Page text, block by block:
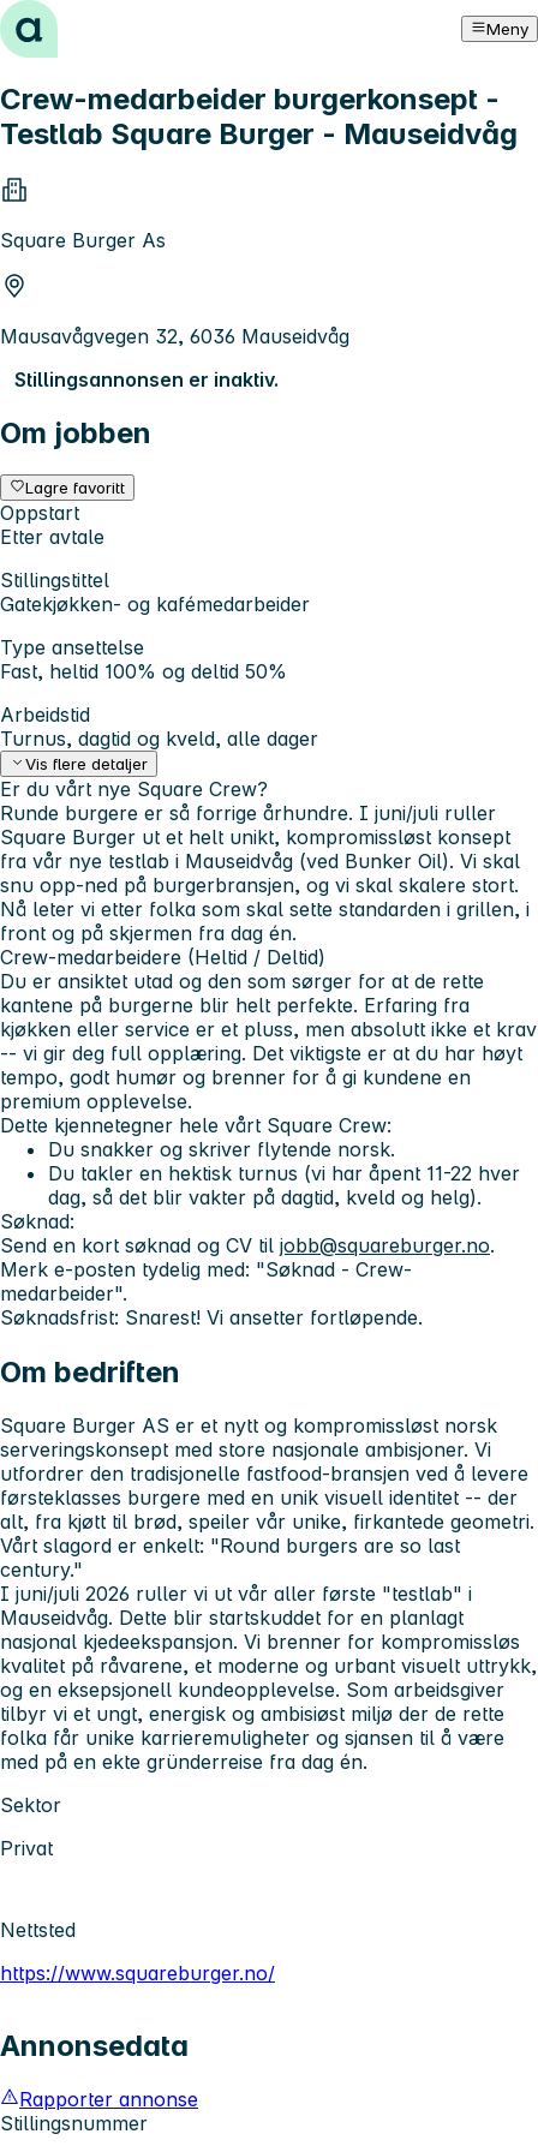
Hopp til innhold Meny
Crew-medarbeider burgerkonsept -
Testlab Square Burger - Mauseidvåg
Square Burger As
Mausavågvegen 32, 6036 Mauseidvåg
Stillingsannonsen er inaktiv.
Om jobben
Lagre favoritt
Oppstart
Etter avtale
Stillingstittel
Gatekjøkken- og kafémedarbeider
Type ansettelse
Fast, heltid 100% og deltid 50%
Arbeidstid
Turnus, dagtid og kveld, alle dager
Vis flere detaljer
Er du vårt nye Square Crew?
Runde burgere er så forrige århundre. I juni/juli ruller
Square Burger ut et helt unikt, kompromissløst konsept
fra vår nye testlab i Mauseidvåg (ved Bunker Oil). Vi skal
snu opp-ned på burgerbransjen, og vi skal skalere stort.
Nå leter vi etter folka som skal sette standarden i grillen, i
front og på skjermen fra dag én.
Crew-medarbeidere (Heltid / Deltid)
​Du er ansiktet utad og den som sørger for at de rette
kantene på burgerne blir helt perfekte. Erfaring fra
kjøkken eller service er et pluss, men absolutt ikke et krav
-- vi gir deg full opplæring. Det viktigste er at du har høyt
tempo, godt humør og brenner for å gi kundene en
premium opplevelse.
Dette kjennetegner hele vårt Square Crew:
​Du snakker og skriver flytende norsk.
​Du takler en hektisk turnus (vi har åpent 11-22 hver
dag, så det blir vakter på dagtid, kveld og helg).
Søknad:
Send en kort søknad og CV til jobb@squareburger.no.
Merk e-posten tydelig med: "Søknad - Crew-
medarbeider".
Søknadsfrist: Snarest! Vi ansetter fortløpende.
Om bedriften
​Square Burger AS er et nytt og kompromissløst norsk
serveringskonsept med store nasjonale ambisjoner. Vi
utfordrer den tradisjonelle fastfood-bransjen ved å levere
førsteklasses burgere med en unik visuell identitet -- der
alt, fra kjøtt til brød, speiler vår unike, firkantede geometri.
Vårt slagord er enkelt: "Round burgers are so last
century."
​I juni/juli 2026 ruller vi ut vår aller første "testlab" i
Mauseidvåg. Dette blir startskuddet for en planlagt
nasjonal kjedeekspansjon. Vi brenner for kompromissløs
kvalitet på råvarene, et moderne og urbant visuelt uttrykk,
og en eksepsjonell kundeopplevelse. Som arbeidsgiver
tilbyr vi et ungt, energisk og ambisiøst miljø der de rette
folka får unike karrieremuligheter og sjansen til å være
med på en ekte gründerreise fra dag én.
Sektor
Privat
Nettsted
https://www.squareburger.no/
Annonsedata
Rapporter annonse
Stillingsnummer